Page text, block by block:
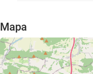
Mapa